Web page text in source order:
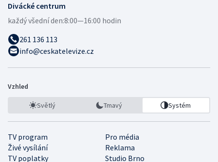
Divácké centrum
každý všední den:8:00—16:00 hodin
261 136 113
info@ceskatelevize.cz
Vzhled
Světlý Tmavý Systém
TV program
Pro média
Živé vysílání
Reklama
TV poplatky
Studio Brno